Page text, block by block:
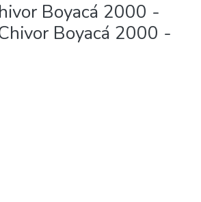
Boyacá 2000 -
Boyacá 2000 -